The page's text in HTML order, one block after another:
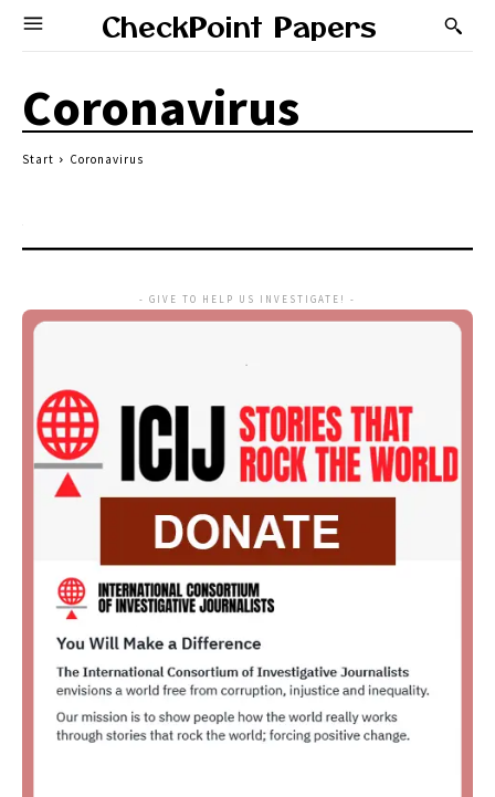
CheckPoint Papers
Coronavirus
Start Coronavirus
- GIVE TO HELP US INVESTIGATE! -